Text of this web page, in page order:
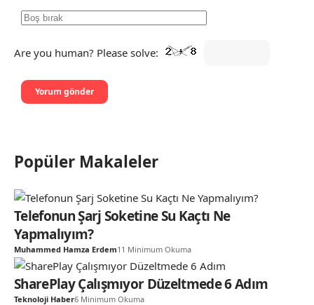
Are you human? Please solve:
Popüler Makaleler
Telefonun Şarj Soketine Su Kaçtı Ne
Yapmalıyım?
Muhammed Hamza Erdem11 Minimum Okuma
SharePlay Çalışmıyor Düzeltmede 6 Adım
Teknoloji Haber6 Minimum Okuma